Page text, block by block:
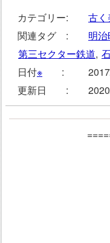
カテゴリー:
古
関連タグ :
明
第三セクター鉄道,
日付※ :
更新日 :